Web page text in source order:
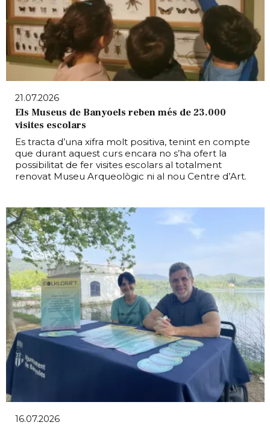
21.07.2026
Els Museus de Banyoels reben més de 23.000
visites escolars
Es tracta d’una xifra molt positiva, tenint en compte
que durant aquest curs encara no s’ha ofert la
possibilitat de fer visites escolars al totalment
renovat Museu Arqueològic ni al nou Centre d’Art.
16.07.2026